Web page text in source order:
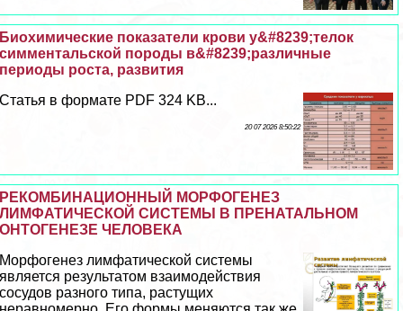
Биохимические показатели крови у&#8239;телок
симментальской породы в&#8239;различные
периоды роста, развития
Статья в формате PDF 324 KB...
20 07 2026 8:50:22
РЕКОМБИНАЦИОННЫЙ МОРФОГЕНЕЗ
ЛИМФАТИЧЕСКОЙ СИСТЕМЫ В ПРЕНАТАЛЬНОМ
ОНТОГЕНЕЗЕ ЧЕЛОВЕКА
Морфогенез лимфатической системы
является результатом взаимодействия
сосудов разного типа, растущих